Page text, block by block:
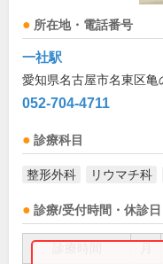
所在地・電話番号
一社駅
愛知県名古屋市名東区亀
052-704-4711
診療科目
整形外科 リウマチ科
診療/受付時間・休診日